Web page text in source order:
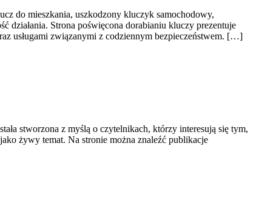
do mieszkania, uszkodzony kluczyk samochodowy,
działania. Strona poświęcona dorabianiu kluczy prezentuje
usługami związanymi z codziennym bezpieczeństwem. […]
stworzona z myślą o czytelnikach, którzy interesują się tym,
żywy temat. Na stronie można znaleźć publikacje